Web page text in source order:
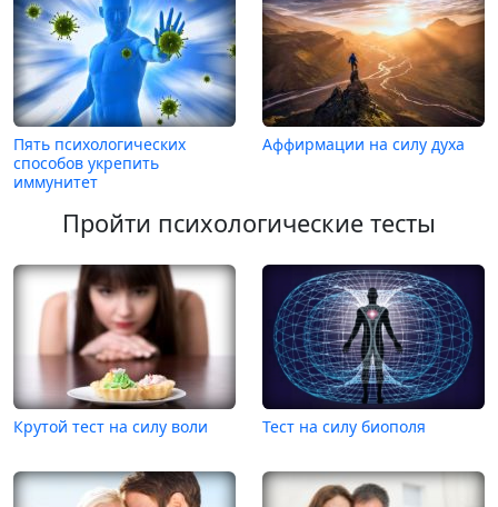
Пять психологических
способов укрепить
иммунитет
Аффирмации на силу духа
Пройти психологические тесты
Крутой тест на силу воли Тест на силу биополя